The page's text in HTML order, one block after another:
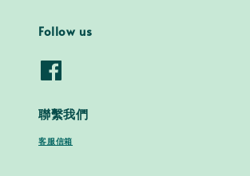
Follow us
聯繫我們
客服信箱